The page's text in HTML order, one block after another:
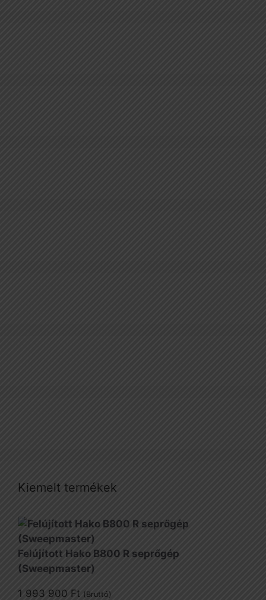
Kiemelt termékek
Felújított Hako B800 R seprőgép
(Sweepmaster)
1 993 900 Ft (Bruttó)